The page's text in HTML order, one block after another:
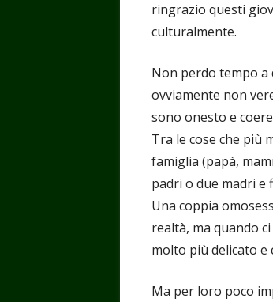
ringrazio questi
culturalmente.
Non perdo tempo a
ovviamente non
sono onesto e
Tra le cose che più
famiglia (papà,
padri o due madri e
Una coppia
realtà, ma quando
molto più delicato e
Ma per loro poco